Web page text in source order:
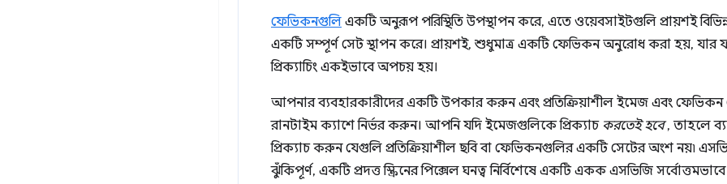
ফেভিকনগুলি একটি অনুরূপ পরিস্থিতি উপস্থাপন করে, এতে ওয়েবসাইটগুলি প্রায়শই
একটি সম্পূর্ণ সেট স্থাপন করে। প্রায়শই, শুধুমাত্র একটি ফেভিকন অনুরোধ করা হয়,
প্রিক্যাচিং একইভাবে অপচয় হয়।
আপনার ব্যবহারকারীদের একটি উপকার করুন এবং প্রতিক্রিয়াশীল ইমেজ এবং ফেভিকন
রানটাইম ক্যাশে নির্ভর করুন। আপনি যদি ইমেজগুলিকে প্রিক্যাচ করতেই হবে, তাহলে
প্রিক্যাচ করুন যেগুলি প্রতিক্রিয়াশীল ছবি বা ফেভিকনগুলির একটি সেটের অংশ নয়৷
ঝুঁকিপূর্ণ, একটি প্রদত্ত স্ক্রিনের পিক্সেল ঘনত্ব নির্বিশেষে একটি একক এসভিজি